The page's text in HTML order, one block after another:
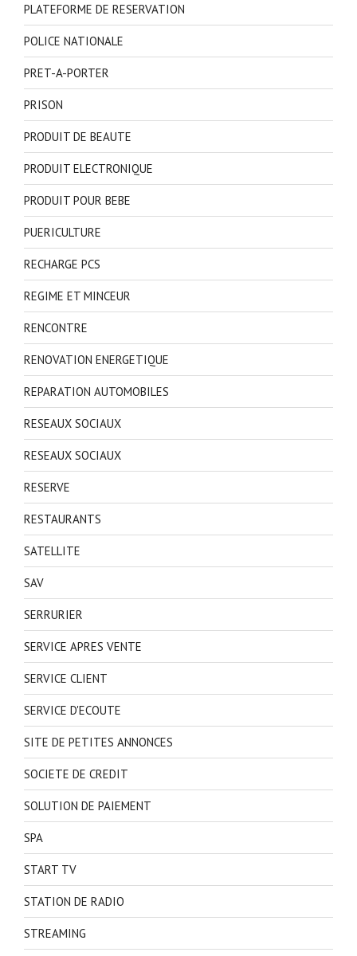
PLATEFORME DE RESERVATION
POLICE NATIONALE
PRET-A-PORTER
PRISON
PRODUIT DE BEAUTE
PRODUIT ELECTRONIQUE
PRODUIT POUR BEBE
PUERICULTURE
RECHARGE PCS
REGIME ET MINCEUR
RENCONTRE
RENOVATION ENERGETIQUE
REPARATION AUTOMOBILES
RESEAUX SOCIAUX
RESEAUX SOCIAUX
RESERVE
RESTAURANTS
SATELLITE
SAV
SERRURIER
SERVICE APRES VENTE
SERVICE CLIENT
SERVICE D'ECOUTE
SITE DE PETITES ANNONCES
SOCIETE DE CREDIT
SOLUTION DE PAIEMENT
SPA
START TV
STATION DE RADIO
STREAMING